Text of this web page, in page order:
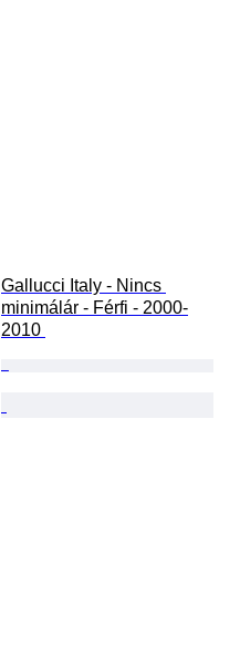
Gallucci Italy - Nincs
minimálár - Férfi - 2000-
2010